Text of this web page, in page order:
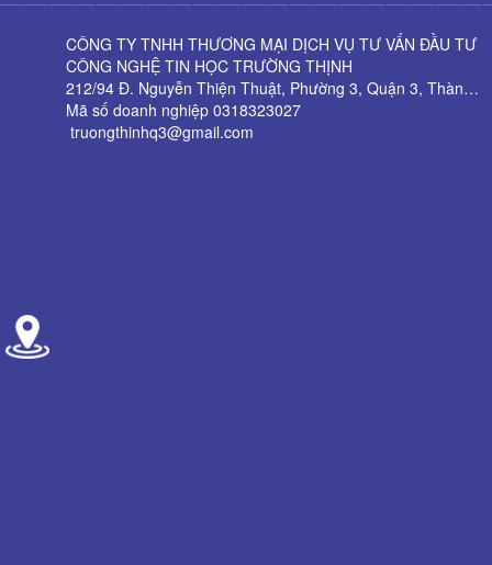
CÔNG TY TNHH THƯƠNG MẠI DỊCH VỤ TƯ VẤN ĐẦU TƯ
CÔNG NGHỆ TIN HỌC TRƯỜNG THỊNH
212/94 Đ. Nguyễn Thiện Thuật, Phường 3, Quận 3, Thành phố Hồ Chí Minh
Mã số doanh nghiệp 0318323027
truongthinhq3@gmail.com